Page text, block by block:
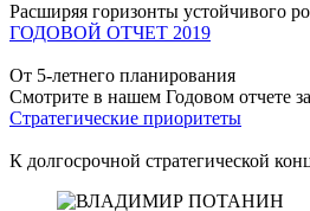
Расширяя горизонты устойчивого
ГОДОВОЙ ОТЧЕТ 2019
От 5-летнего планирования
Смотрите в нашем Годовом отчете
Стратегические приоритеты
К долгосрочной стратегической